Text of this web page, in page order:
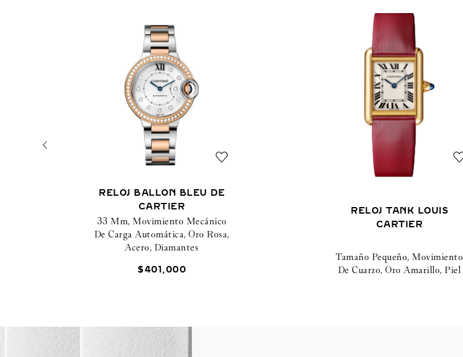
RELOJ BALLON BLEU DE
CARTIER
33 Mm, Movimiento Mecánico
De Carga Automática, Oro Rosa,
Acero, Diamantes
$401 ,000
RELOJ TANK LOUIS
CARTIER
Tamaño Pequeño, Movimiento
De Cuarzo, Oro Amarillo, Piel